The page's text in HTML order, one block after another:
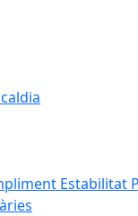
Estabilitat